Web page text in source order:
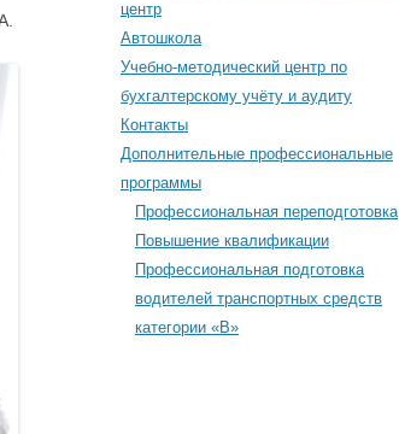
ДЕЯТЕЛЬНОСТИ
УЧЕБНО-МЕТОДИЧЕСКИЙ ЦЕНТР
ПО БУХГАЛТЕРСКОМУ УЧЁТУ И
центр
Автошкола
Учебно-методический центр по
бухгалтерскому учёту и аудиту
Контакты
Дополнительные профессиональные
программы
Профессиональная переподготовка
Повышение квалификации
Профессиональная подготовка
водителей транспортных средств
категории «В»